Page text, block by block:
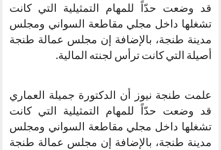
قد وضعت حدّاً للمهام التمثيلية التي كانت
تشغلها داخل مجلي مقاطعة السواني ومجلس
مدينة طنجة، بالإضافة إن مجلس عمالة طنجة
أصيلة التي كانت ترأس لجنته المالية.
علمت طنجة نيوز أن الدكتورة جميلة العماري
قد وضعت حدّاً للمهام التمثيلية التي كانت
تشغلها داخل مجلي مقاطعة السواني ومجلس
مدينة طنجة، بالإضافة إن مجلس عمالة طنجة